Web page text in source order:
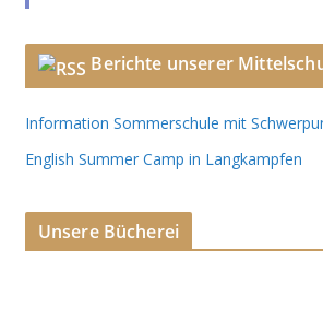
Berichte unserer
Information Sommerschule mit
English Summer Camp in Langkampfen
Unsere Bücherei